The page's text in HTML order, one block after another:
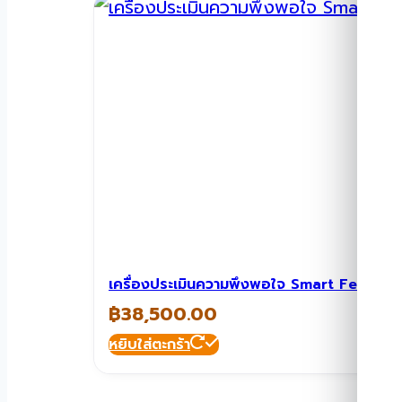
เครื่องประเมินความพึงพอใจ Smart
฿38,500.00
หยิบใส่ตะกร้า